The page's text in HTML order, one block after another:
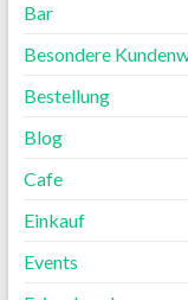
Bar
Besondere
Bestellung
Blog
Cafe
Einkauf
Events